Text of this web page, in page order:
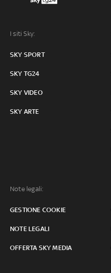
I siti Sky:
SKY SPORT
SKY TG24
SKY VIDEO
SKY ARTE
Note legali:
GESTIONE COOKIE
NOTE LEGALI
OFFERTA SKY MEDIA